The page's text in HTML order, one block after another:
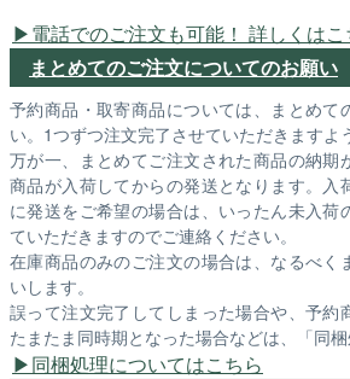
電話でのご注文も可能！ 詳しくはこ
まとめてのご注文についてのお願い
予約商品・取寄商品については、まとめて
い。1つずつ注文完了させていただきますよ
万が一、まとめてご注文された商品の納期
商品が入荷してからの発送となります。入
に発送をご希望の場合は、いったん未入荷
ていただきますのでご連絡ください。
在庫商品のみのご注文の場合は、なるべく
いします。
誤って注文完了してしまった場合や、予約
たまたま同時期となった場合などは、「同梱
同梱処理についてはこちら